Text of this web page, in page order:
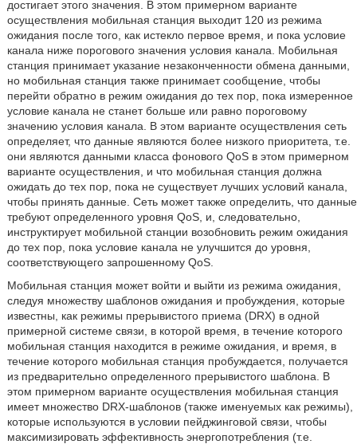
достигает этого значения. В этом примерном варианте
осуществления мобильная станция выходит 120 из режима
ожидания после того, как истекло первое время, и пока условие
канала ниже порогового значения условия канала. Мобильная
станция принимает указание незаконченности обмена данными,
но мобильная станция также принимает сообщение, чтобы
перейти обратно в режим ожидания до тех пор, пока измеренное
условие канала не станет больше или равно пороговому
значению условия канала. В этом варианте осуществления сеть
определяет, что данные являются более низкого приоритета, т.е.
они являются данными класса фонового QoS в этом примерном
варианте осуществления, и что мобильная станция должна
ожидать до тех пор, пока не существует лучших условий канала,
чтобы принять данные. Сеть может также определить, что данные
требуют определенного уровня QoS, и, следовательно,
инструктирует мобильной станции возобновить режим ожидания
до тех пор, пока условие канала не улучшится до уровня,
соответствующего запрошенному QoS.
Мобильная станция может войти и выйти из режима ожидания,
следуя множеству шаблонов ожидания и пробуждения, которые
известны, как режимы прерывистого приема (DRX) в одной
примерной системе связи, в которой время, в течение которого
мобильная станция находится в режиме ожидания, и время, в
течение которого мобильная станция пробуждается, получается
из предварительно определенного прерывистого шаблона. В
этом примерном варианте осуществления мобильная станция
имеет множество DRX-шаблонов (также именуемых как режимы),
которые используются в условии пейджинговой связи, чтобы
максимизировать эффективность энергопотребления (т.е.